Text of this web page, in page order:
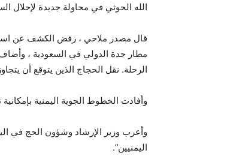
الله الحوثي في ​​محاولة جديدة لإحلال
الرحلة. نقل الحجاج الذين يتوقع أن يتجاوز
وأفادت الخطوط الجوية اليمنية
وأعرب وزير الإرشاد وشؤون الحج في
اليمنيين”.